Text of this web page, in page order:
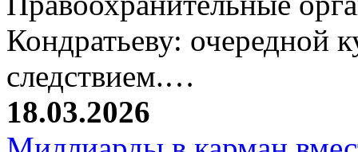
Кондратьеву: очередной
следствием.…
18.03.2026